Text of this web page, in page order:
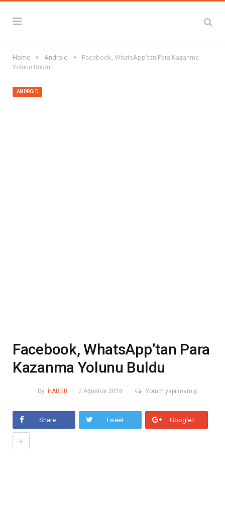
Home » Android »
Facebook, WhatsApp’tan Para Kazanma
Yolunu Buldu
ANDROID
Facebook, WhatsApp’tan Para
Kazanma Yolunu Buldu
By HABER 2 Ağustos 2018 Yorum yapılmamış
Share Tweet Google+
+